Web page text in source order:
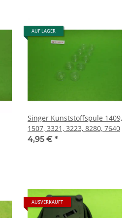
AUF LAGER
Singer Kunststoffspule 1409,
1507, 3321, 3223, 8280, 7640
4,95 € *
AUSVERKAUFT